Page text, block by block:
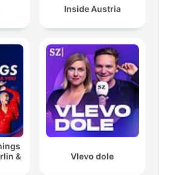
Inside Austria
&
Vlevo dole